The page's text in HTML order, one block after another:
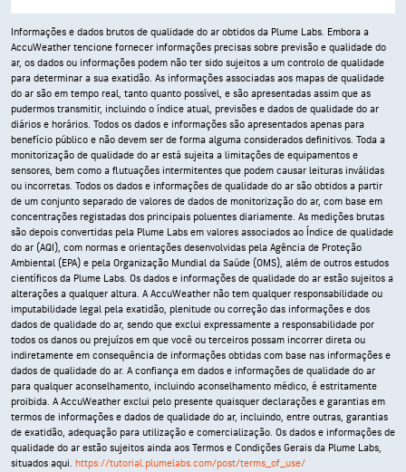
Informações e dados brutos de qualidade do ar obtidos da Plume Labs. Embora a
AccuWeather tencione fornecer informações precisas sobre previsão e qualidade do
ar, os dados ou informações podem não ter sido sujeitos a um controlo de qualidade
para determinar a sua exatidão. As informações associadas aos mapas de qualidade
do ar são em tempo real, tanto quanto possível, e são apresentadas assim que as
pudermos transmitir, incluindo o índice atual, previsões e dados de qualidade do ar
diários e horários. Todos os dados e informações são apresentados apenas para
benefício público e não devem ser de forma alguma considerados definitivos. Toda a
monitorização de qualidade do ar está sujeita a limitações de equipamentos e
sensores, bem como a flutuações intermitentes que podem causar leituras inválidas
ou incorretas. Todos os dados e informações de qualidade do ar são obtidos a partir
de um conjunto separado de valores de dados de monitorização do ar, com base em
concentrações registadas dos principais poluentes diariamente. As medições brutas
são depois convertidas pela Plume Labs em valores associados ao Índice de qualidade
do ar (AQI), com normas e orientações desenvolvidas pela Agência de Proteção
Ambiental (EPA) e pela Organização Mundial da Saúde (OMS), além de outros estudos
científicos da Plume Labs. Os dados e informações de qualidade do ar estão sujeitos a
alterações a qualquer altura. A AccuWeather não tem qualquer responsabilidade ou
imputabilidade legal pela exatidão, plenitude ou correção das informações e dos
dados de qualidade do ar, sendo que exclui expressamente a responsabilidade por
todos os danos ou prejuízos em que você ou terceiros possam incorrer direta ou
indiretamente em consequência de informações obtidas com base nas informações e
dados de qualidade do ar. A confiança em dados e informações de qualidade do ar
para qualquer aconselhamento, incluindo aconselhamento médico, é estritamente
proibida. A AccuWeather exclui pelo presente quaisquer declarações e garantias em
termos de informações e dados de qualidade do ar, incluindo, entre outras, garantias
de exatidão, adequação para utilização e comercialização. Os dados e informações de
qualidade do ar estão sujeitos ainda aos Termos e Condições Gerais da Plume Labs,
situados aqui. https://tutorial.plumelabs.com/post/terms_of_use/